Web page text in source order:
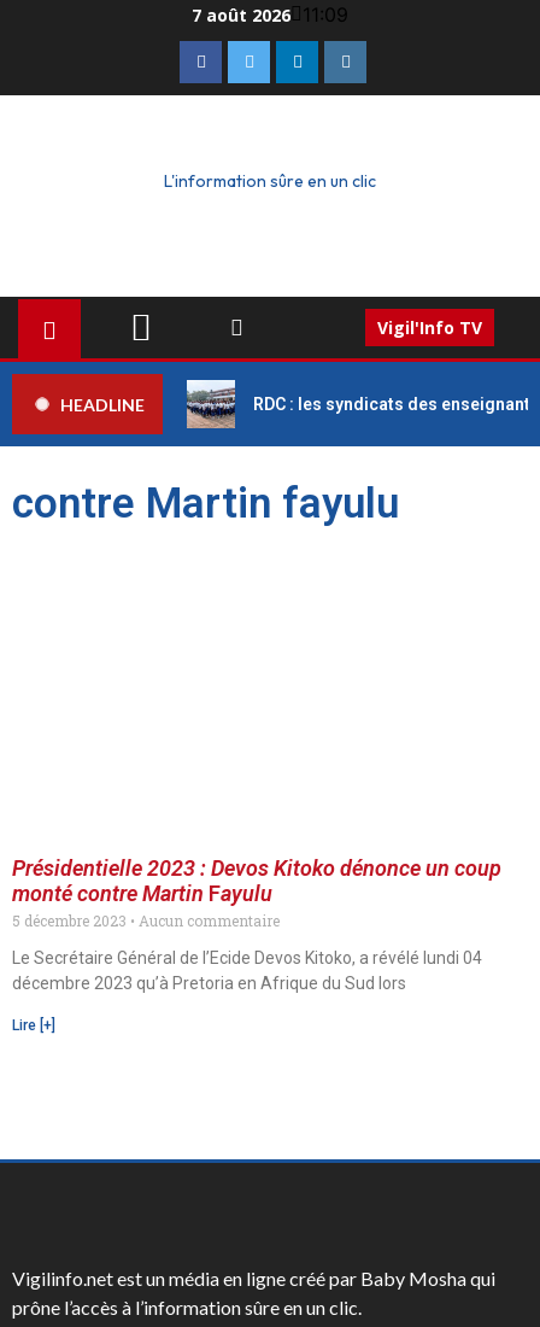
7 août 2026 11:09
L'information sûre en un clic
Vigil'Info TV
HEADLINE RDC : les syndicats des
contre Martin fayulu
Présidentielle 2023 : Devos Kitoko dénonce un coup
monté contre Martin Fayulu
5 décembre 2023
Aucun commentaire
Le Secrétaire Général de l’Ecide Devos Kitoko, a révélé lundi 04
décembre 2023 qu’à Pretoria en Afrique du Sud lors
Lire [+]
Vigilinfo.net est un média en ligne créé par Baby Mosha qui
prône l’accès à l’information sûre en un clic.